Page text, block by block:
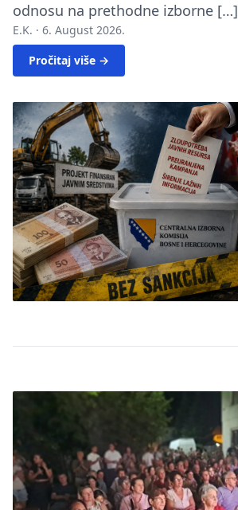
odnosu na prethodne izborne […]
E.K. · 6. August 2026.
Pročitaj više →